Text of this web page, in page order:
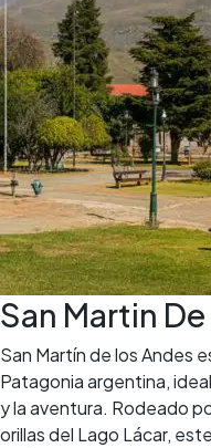
San Martin
San Martín de los Andes
Patagonia argentina,
y la aventura. Rodeado
orillas del Lago Lácar,